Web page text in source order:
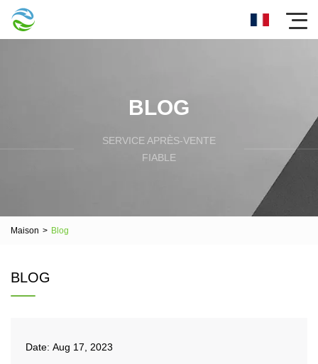
BLOG
SERVICE APRÈS-VENTE
FIABLE
Maison > Blog
BLOG
Date: Aug 17, 2023